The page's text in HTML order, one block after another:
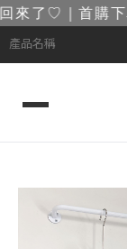
了♡｜首購下